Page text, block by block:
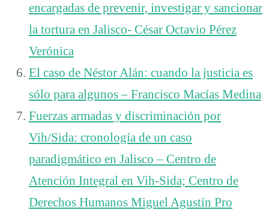
encargadas de prevenir, investigar y sancionar
la tortura en Jalisco- César Octavio Pérez
Verónica
El caso de Néstor Alán: cuando la justicia es
sólo para algunos – Francisco Macías Medina
Fuerzas armadas y discriminación por
Vih/Sida: cronología de un caso
paradigmático en Jalisco – Centro de
Atención Integral en Vih-Sida; Centro de
Derechos Humanos Miguel Agustín Pro